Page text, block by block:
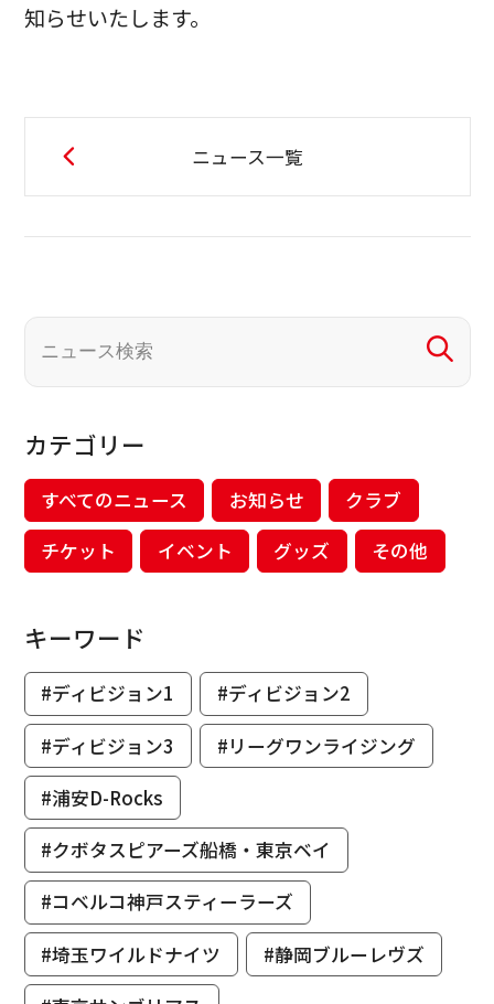
知らせいたします。
ニュース一覧
カテゴリー
すべてのニュース お知らせ
クラブ
チケット
イベント グッズ その他
キーワード
#ディビジョン1
#ディビジョン2
#ディビジョン3
#リーグワンライジング
#浦安D-Rocks
#クボタスピアーズ船橋・東京ベイ
#コベルコ神戸スティーラーズ
#埼玉ワイルドナイツ
#静岡ブルーレヴズ